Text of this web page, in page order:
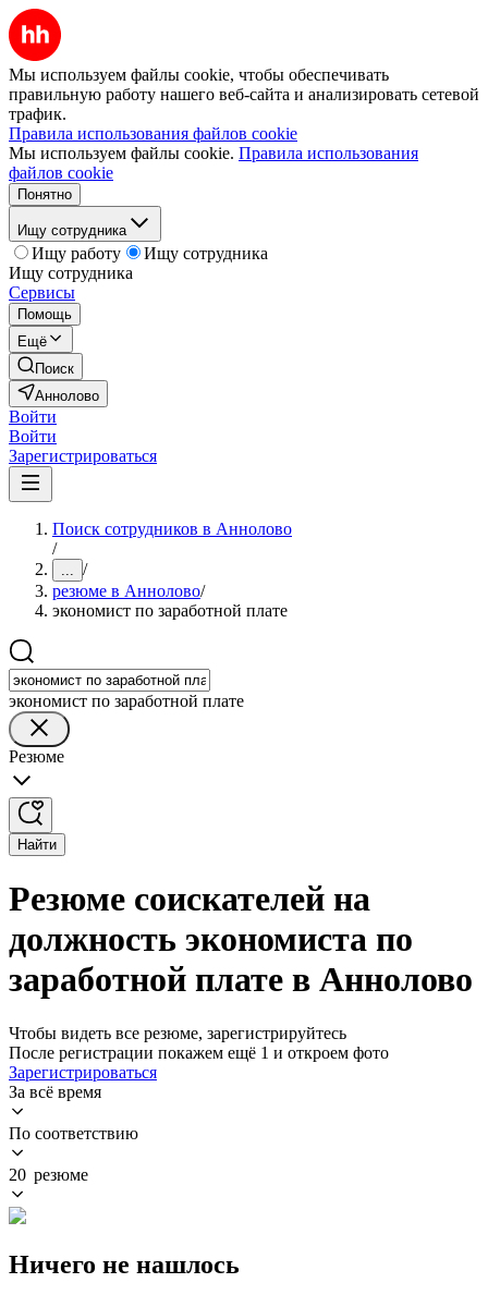
Мы используем файлы cookie, чтобы обеспечивать
правильную работу нашего веб-сайта и анализировать сетевой
трафик.
Правила использования файлов cookie
Мы используем файлы cookie. Правила использования
файлов cookie
Понятно
Ищу сотрудника
Ищу работу
Ищу сотрудника
Ищу сотрудника
Сервисы
Помощь
Ещё
Поиск
Аннолово
Войти
Войти
Зарегистрироваться
Поиск сотрудников в Аннолово
/
... /
резюме в Аннолово/
экономист по заработной плате
экономист по заработной плате
Резюме
Найти
Резюме соискателей на
должность экономиста по
заработной плате в Аннолово
Чтобы видеть все резюме, зарегистрируйтесь
После регистрации покажем ещё 1 и откроем фото
Зарегистрироваться
За всё время
По соответствию
20 резюме
Ничего не нашлось